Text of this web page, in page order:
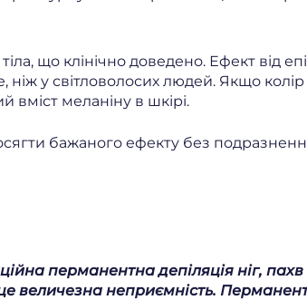
що клінічно доведено. Ефект від
ніж у світловолосих людей. Якщо
вміст меланіну в шкірі.
бажаного ефекту без
перманентна депіляція ніг,
це величезна неприємність.